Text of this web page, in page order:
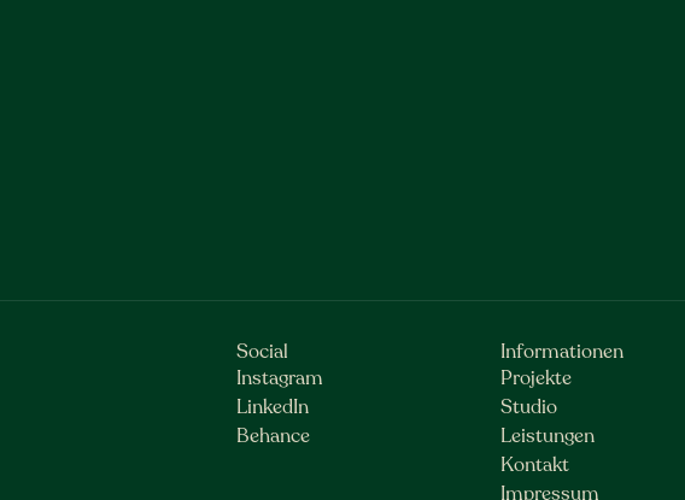
Social
Instagram
LinkedIn
Behance
Informationen
Projekte
Studio
Leistungen
Kontakt
Impressum